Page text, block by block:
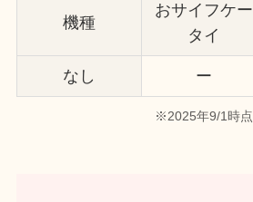
機種
おサイフケー
タイ
なし ー
※2025年9/1時点